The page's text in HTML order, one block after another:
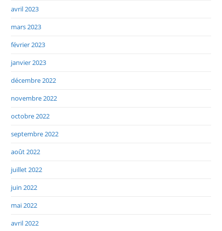
avril 2023
mars 2023
février 2023
janvier 2023
décembre 2022
novembre 2022
octobre 2022
septembre 2022
août 2022
juillet 2022
juin 2022
mai 2022
avril 2022